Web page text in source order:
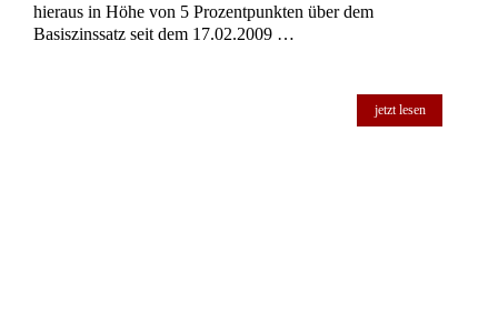
hieraus in Höhe von 5 Prozentpunkten über dem
Basiszinssatz seit dem 17.02.2009 …
jetzt lesen